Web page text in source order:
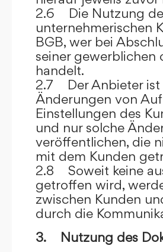
2.6 Die Nutzung
unternehmerischen
BGB, wer bei
seiner gewerblichen
handelt.
2.7 Der Anbieter
Änderungen von
Einstellungen des
und nur solche
veröffentlichen, die
mit dem Kunden
2.8 Soweit keine
getroffen wird,
zwischen Kunden
durch die
3. Nutzung des